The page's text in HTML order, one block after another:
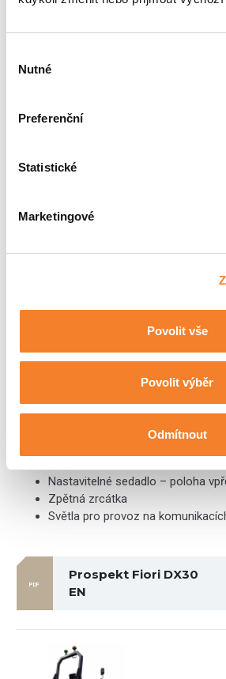
souhlasu
Nutné
Preferenční
Statistické
Marketingové
Povolit vše
Povolit výběr
Odmítnout
Hydraulický olej – 67 l
Hydrostatický pohon 4x4
aktuálního zatížení stroje
Hydraulické pístové čerpadlo s
Hydrostatický pohon 4x4
Objem korby 1 760 l (SAE)
Sklopitelný ROPS rám
Nastavitelné sedadlo – poloha
Zpětná zrcátka
Světla pro provoz na
PDF
Prospekt Fiori DX30
EN